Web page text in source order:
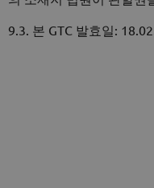
9.3. 본 GTC 발효일: